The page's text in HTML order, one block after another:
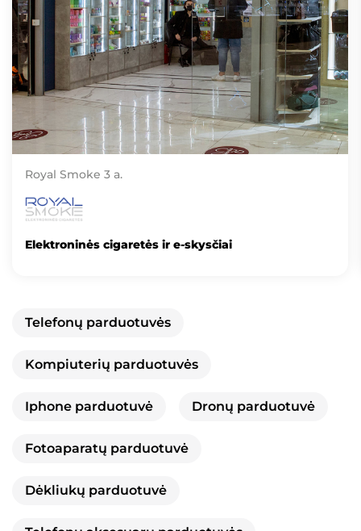
Royal Smoke 3 a.
Elektroninės cigaretės ir e-skysčiai
Telefonų parduotuvės
Kompiuterių parduotuvės
Iphone parduotuvė Dronų parduotuvė
Fotoaparatų parduotuvė
Dėkliukų parduotuvė